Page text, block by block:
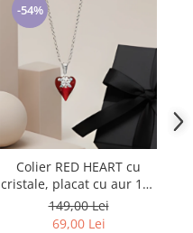
-54%
Colier RED HEART cu
cristale, placat cu aur 18k
- Accesoriu Luxury al
Iubirii
149,00 Lei
69,00 Lei